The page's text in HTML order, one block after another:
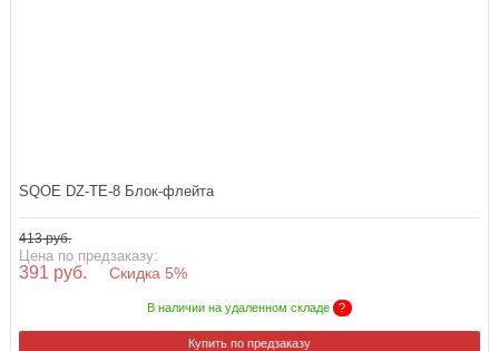
SQOE DZ-TE-8 Блок-флейта
413 руб.
Цена по предзаказу:
391 руб. Скидка 5%
В наличии на удаленном складе ?
Купить по предзаказу